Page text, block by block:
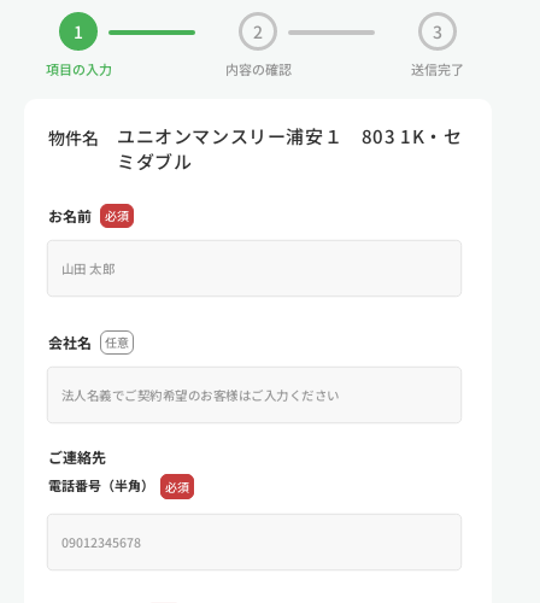
1
項目の入力
2
内容の確認
3
送信完了
物件名
ユニオンマンスリー浦安１ 803 1K・セ
ミダブル
お名前 必須
会社名 任意
ご連絡先
電話番号（半角） 必須